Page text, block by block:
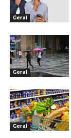
Geral
Geral
Geral